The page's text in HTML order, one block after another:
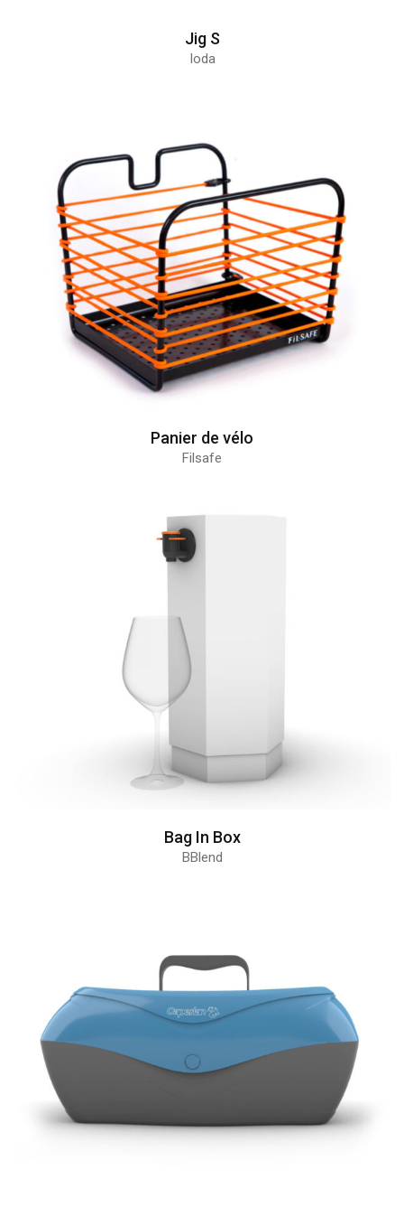
Jig S
Ioda
Panier de vélo
Filsafe
Bag In Box
BBlend